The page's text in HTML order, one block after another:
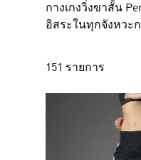
กางเกงวิ่งขาสั้น
อิสระในทุกจังหวะ
151 รายการ